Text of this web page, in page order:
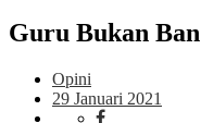
Guru Bukan
Opini
29 Januari 2021